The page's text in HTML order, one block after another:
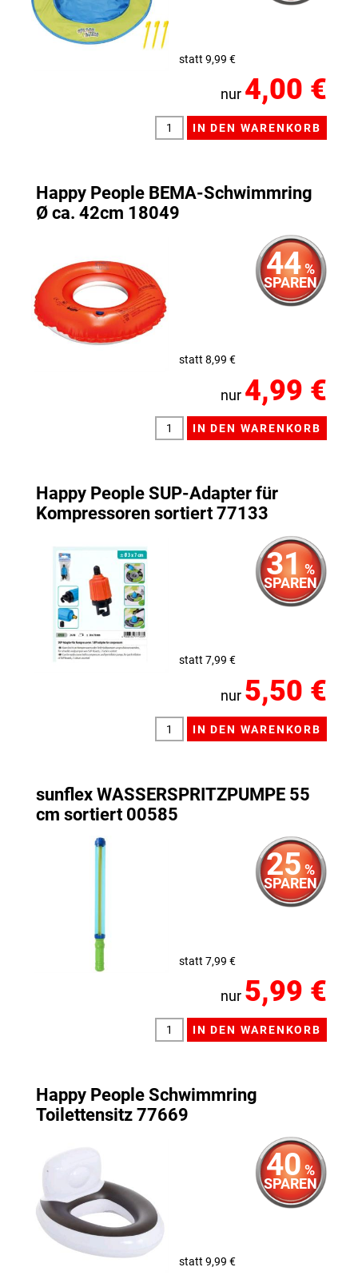
statt 9,99 €
nur 4,00 €
Happy People BEMA-Schwimmring
Ø ca. 42cm 18049
44%
SPAREN
statt 8,99 €
nur 4,99 €
Happy People SUP-Adapter für
Kompressoren sortiert 77133
31 %
SPAREN
statt 7,99 €
nur 5,50 €
sunflex WASSERSPRITZPUMPE 55
cm sortiert 00585
25 %
SPAREN
statt 7,99 €
nur 5,99 €
Happy People Schwimmring
Toilettensitz 77669
40 %
SPAREN
statt 9,99 €